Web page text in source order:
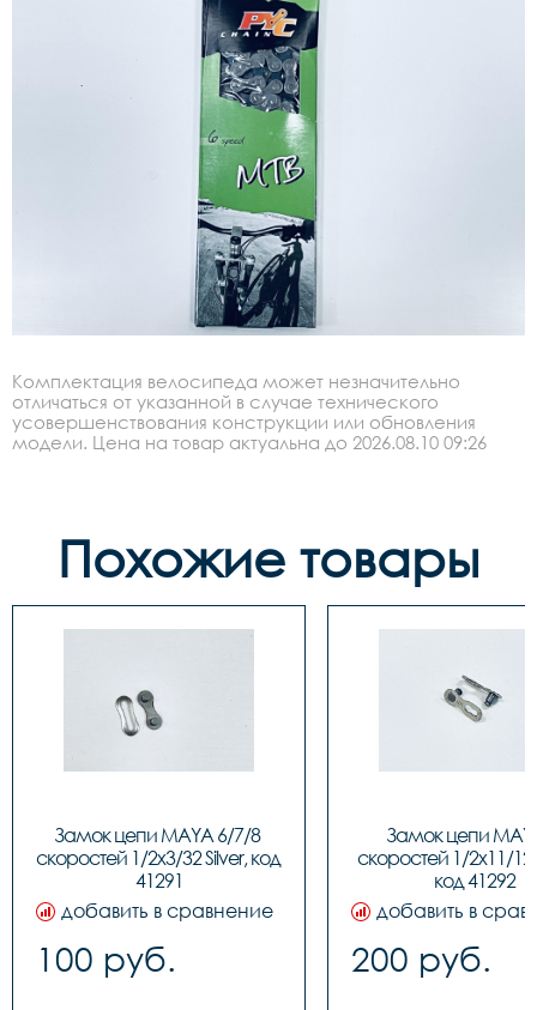
Комплектация велосипеда может незначительно
отличаться от указанной в случае технического
усовершенствования конструкции или обновления
модели. Цена на товар актуальна до 2026.08.10 09:26
Похожие товары
Замок цепи MAYA 6/7/8
скоростей 1/2x3/32 Silver, код
41291
добавить в сравнение
100 руб.
Замок цепи
скоростей 1/2x11/
код 41292
добавить в
200 руб.